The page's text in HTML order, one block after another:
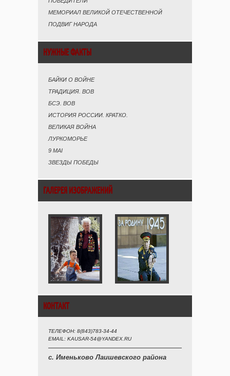
МЕМОРИАЛ ВЕЛИКОЙ ОТЕЧЕСТВЕННОЙ
ПОДВИГ НАРОДА
НУЖНЫЕ ФАКТЫ
БАЙКИ О ВОЙНЕ
ТРАДИЦИЯ. ВОВ
БСЭ. ВОВ
ИСТОРИЯ РОССИИ. КРАТКО.
ВЕЛИКАЯ ВОЙНА
ЛУРКОМОРЬЕ
9 MAI
ЗВЕЗДЫ ПОБЕДЫ
ГАЛЕРЕЯ ИЗОБРАЖЕНИЙ
КОНТАКТ
ТЕЛЕФОН: 8(843)783-34-44
EMAIL: KAUSAR-54@YANDEX.RU
с. Именьково Лаишевского района